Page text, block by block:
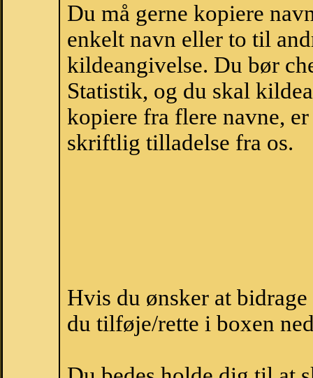
Du må gerne kopiere
enkelt navn eller to til
kildeangivelse. Du bør
Statistik, og du skal
kopiere fra flere navne,
skriftlig tilladelse fra os.
Hvis du ønsker at
du tilføje/rette i boxen